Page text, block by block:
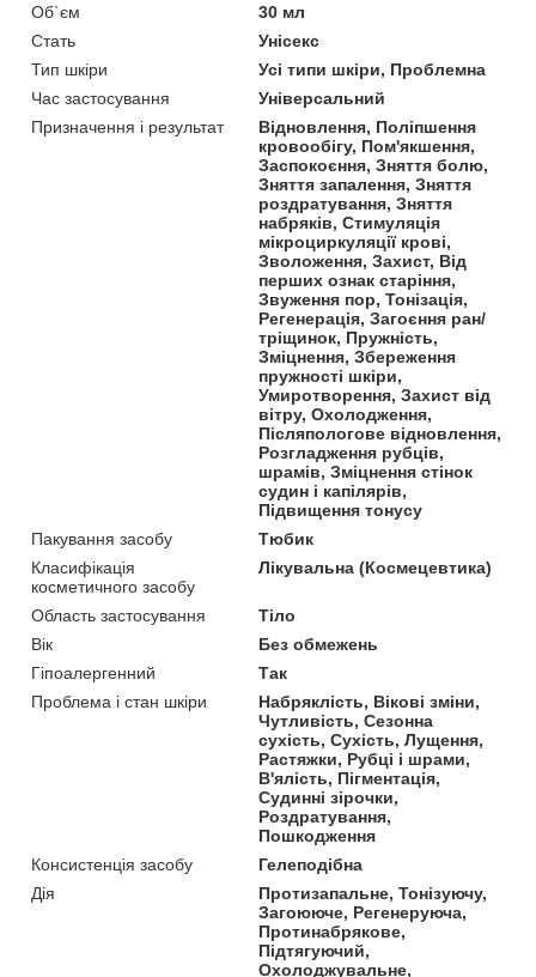
Об`єм
30 мл
Стать
Унісекс
Тип шкіри
Усі типи шкіри, Проблемна
Час застосування
Універсальний
Призначення і результат
Відновлення, Поліпшення
кровообігу, Пом'якшення,
Заспокоєння, Зняття болю,
Зняття запалення, Зняття
роздратування, Зняття
набряків, Стимуляція
мікроциркуляції крові,
Зволоження, Захист, Від
перших ознак старіння,
Звуження пор, Тонізація,
Регенерація, Загоєння ран/
тріщинок, Пружність,
Зміцнення, Збереження
пружності шкіри,
Умиротворення, Захист від
вітру, Охолодження,
Післяпологове відновлення,
Розгладження рубців,
шрамів, Зміцнення стінок
судин і капілярів,
Підвищення тонусу
Пакування засобу
Тюбик
Класифікація
косметичного засобу
Лікувальна (Космецевтика)
Область застосування
Тіло
Вік
Без обмежень
Гіпоалергенний
Так
Проблема і стан шкіри
Набряклість, Вікові зміни,
Чутливість, Сезонна
сухість, Сухість, Лущення,
Растяжки, Рубці і шрами,
В'ялість, Пігментація,
Судинні зірочки,
Роздратування,
Пошкодження
Консистенція засобу
Гелеподібна
Дія
Протизапальне, Тонізуючу,
Загоююче, Регенеруюча,
Протинабрякове,
Підтягуючий,
Охолоджувальне,